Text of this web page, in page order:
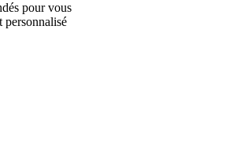
pour vous
personnalisé